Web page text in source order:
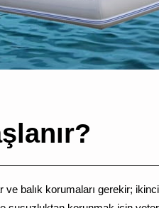
ve balık korumaları gerekir;